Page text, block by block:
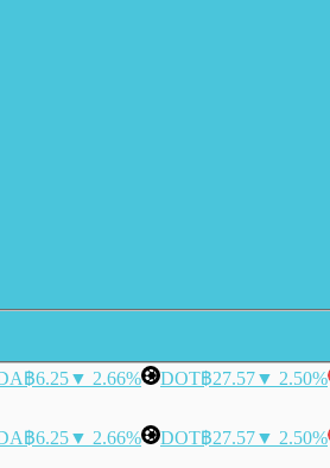
฿6.25▼ 2.66% DOT฿27.57▼ 2.50%
฿6.25▼ 2.66% DOT฿27.57▼ 2.50%